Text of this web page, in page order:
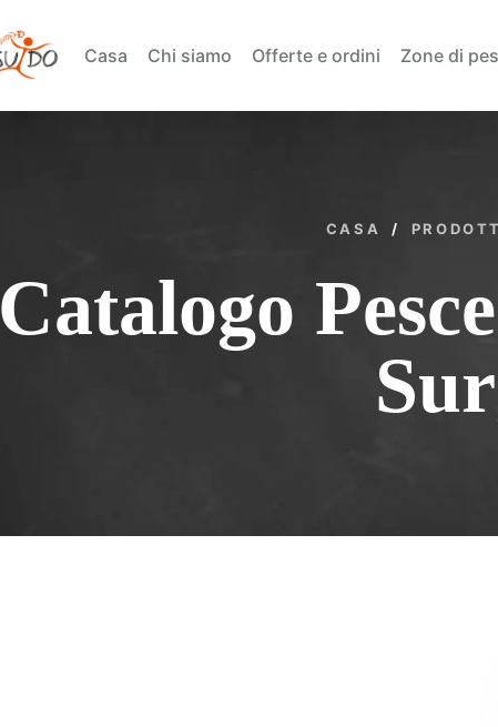
Casa Chi siamo Offerte e ordini Zone di
CASA /
Catalogo